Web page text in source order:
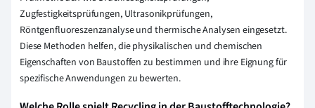
Zugfestigkeitsprüfungen, Ultrasonikprüfungen,
Röntgenfluoreszenzanalyse und thermische Analysen eingesetzt.
Diese Methoden helfen, die physikalischen und chemischen
Eigenschaften von Baustoffen zu bestimmen und ihre Eignung für
spezifische Anwendungen zu bewerten.